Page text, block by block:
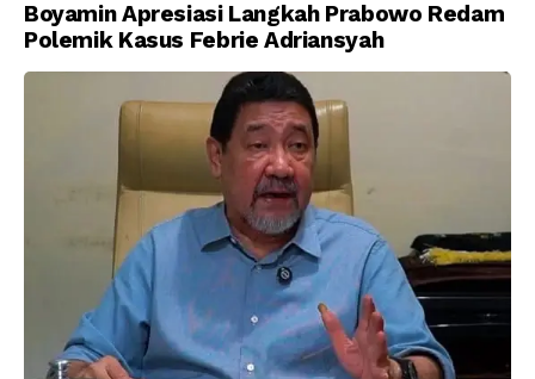
Boyamin Apresiasi Langkah Prabowo Redam
Polemik Kasus Febrie Adriansyah